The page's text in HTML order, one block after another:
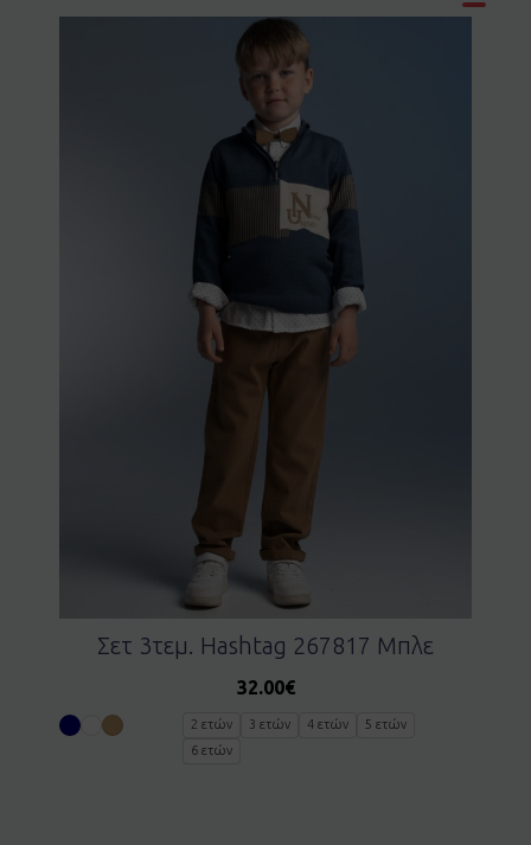
Σετ 3τεμ. Hashtag 267817 Μπλε
32.00€
2 ετών 3 ετών 4 ετών
5 ετών
6 ετών